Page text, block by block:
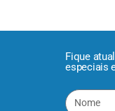
Fique
especiais